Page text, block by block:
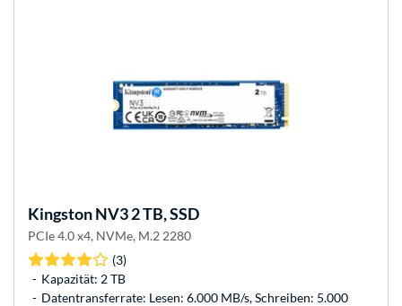
KingstonNV3 2 TB, SSD
PCIe 4.0 x4, NVMe, M.2 2280
(3)
Kapazität: 2 TB
Datentransferrate: Lesen: 6.000 MB/s, Schreiben: 5.000